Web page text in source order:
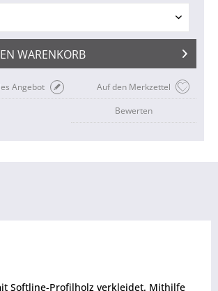
WARENKORB
Auf den Merkzettel
Angebot
Bewerten
Softline-Profilholz verkleidet. Mithilfe